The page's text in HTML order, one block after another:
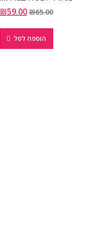
₪65.00
₪59.00
הוספה לסל